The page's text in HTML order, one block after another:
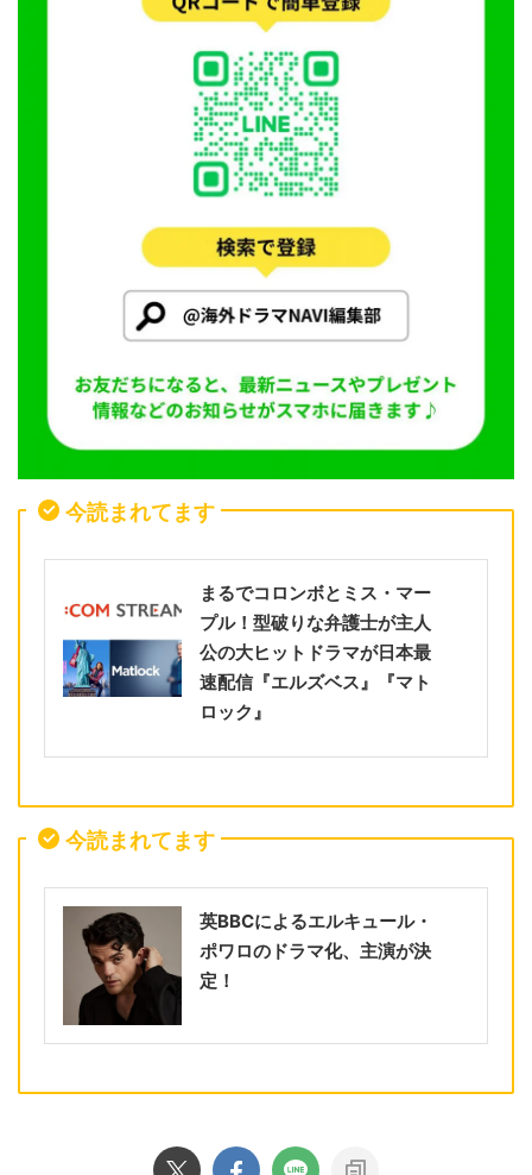
今読まれてます
まるでコロンボとミス・マー
プル！型破りな弁護士が主人
公の大ヒットドラマが日本最
速配信『エルズベス』『マト
ロック』
今読まれてます
英BBCによるエルキュール・
ポワロのドラマ化、主演が決
定！